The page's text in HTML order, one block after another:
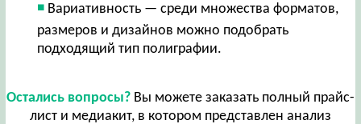
Вариативность — среди множества форматов,
размеров и дизайнов можно подобрать
подходящий тип полиграфии.
Остались вопросы?Вы можете заказать полный прайс-
лист и медиакит, в котором представлен анализ